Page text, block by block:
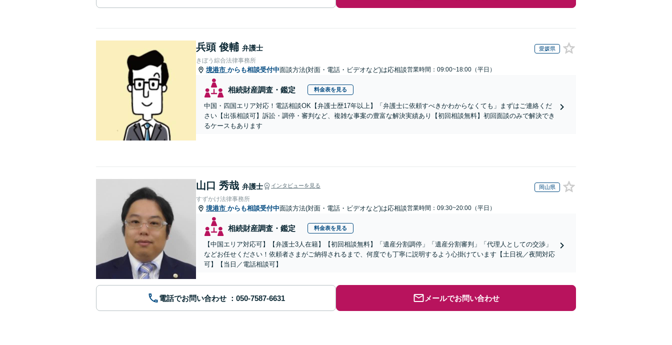
兵頭 俊輔 弁護士 愛媛県
きぼう綜合法律事務所
境港市 からも相談受付中面談方法(対面・電話・ビデオなど)は応相談営業時間：09:00~18:00（平日）
相続財産調査・鑑定 料金表を見る
中国・四国エリア対応！電話相談OK【弁護士歴17年以上】「弁護士に依頼すべきかわからなくても」まずはご連絡くだ
さい【出張相談可】訴訟・調停・審判など、複雑な事案の豊富な解決実績あり【初回相談無料】初回面談のみで解決でき
るケースもあります
山口 秀哉 弁護士 インタビューを見る 岡山県
すずかけ法律事務所
境港市 からも相談受付中面談方法(対面・電話・ビデオなど)は応相談営業時間：09:30~20:00（平日）
相続財産調査・鑑定 料金表を見る
【中国エリア対応可】【弁護士3人在籍】【初回相談無料】「遺産分割調停」「遺産分割審判」「代理人としての交渉」
などお任せください！依頼者さまがご納得されるまで、何度でも丁寧に説明するよう心掛けています【土日祝／夜間対応
可】【当日／電話相談可】
電話でお問い合わせ メールでお問い合わせ